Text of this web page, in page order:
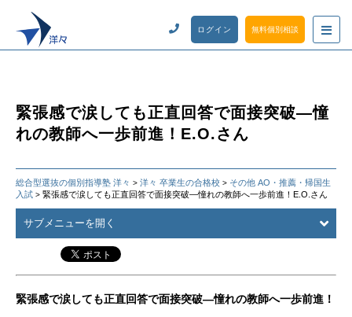
ログイン 無料個別相談
緊張感で涙しても正直回答で面接突破―憧
れの教師へ一歩前進！E.O.さん
総合型選抜の個別指導塾 洋々 > 洋々 卒業生の合格校 > その他 AO・推薦・帰国生
入試 > 緊張感で涙しても正直回答で面接突破―憧れの教師へ一歩前進！E.O.さん
サブメニューを開く
緊張感で涙しても正直回答で面接突破―憧れの教師へ一歩前進！